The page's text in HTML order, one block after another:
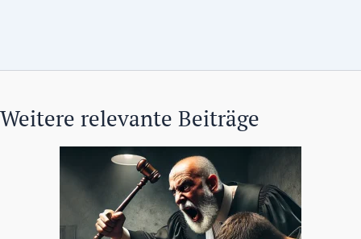
Weitere relevante Beiträge